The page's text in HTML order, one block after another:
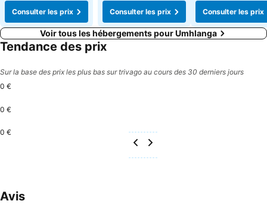
Consulter les prix
Consulter les prix
Consulter les prix
Voir tous les hébergements pour Umhlanga
Tendance des prix
Sur la base des prix les plus bas sur trivago au cours des 30 derniers jours
0 €
0 €
0 €
Avis